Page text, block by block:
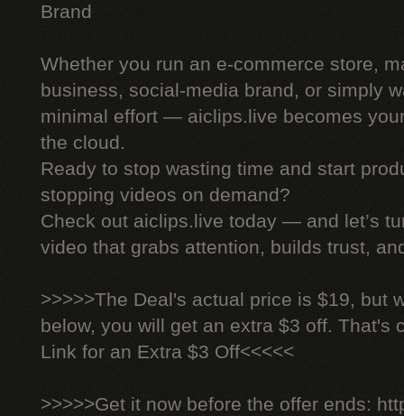
Brand
Whether you run an e-commerce store,
business, social-media brand, or simply
minimal effort — aiclips.live becomes
the cloud.
Ready to stop wasting time and start
stopping videos on demand?
Check out aiclips.live today — and let’s
video that grabs attention, builds trust,
>>>>>The Deal's actual price is $19, but
below, you will get an extra $3 off. That's
Link for an Extra $3 Off<<<<<
>>>>>Get it now before the offer ends: